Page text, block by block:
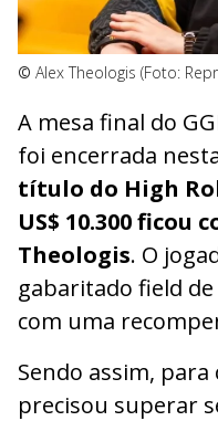
© Alex Theologis (Foto:
A mesa final do
foi encerrada
título do High
US$ 10.300 ficou
Theologis. O
gabaritado field
com uma
Sendo assim,
precisou superar